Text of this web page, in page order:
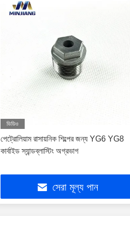
ভিডিও
পেট্রোলিয়াম রাসায়নিক শিল্পের জন্য YG6 YG8
কার্বাইড স্যান্ডব্লাস্টিং অগ্রভাগ
সেরা মূল্য পান